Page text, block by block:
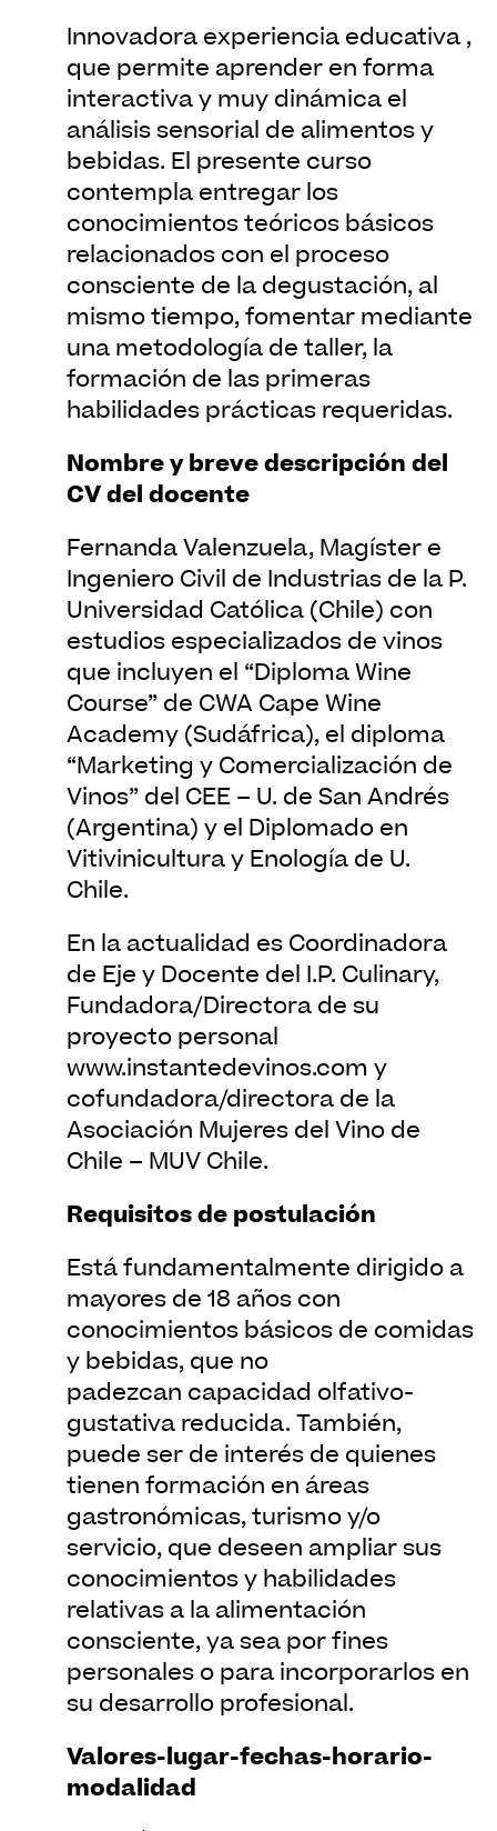
Innovadora experiencia educativa ,
que permite aprender en forma
interactiva y muy dinámica el
análisis sensorial de alimentos y
bebidas. El presente curso
contempla entregar los
conocimientos teóricos básicos
relacionados con el proceso
consciente de la degustación, al
mismo tiempo, fomentar mediante
una metodología de taller, la
formación de las primeras
habilidades prácticas requeridas.
Nombre y breve descripción del
CV del docente
Fernanda Valenzuela, Magíster e
Ingeniero Civil de Industrias de la P.
Universidad Católica (Chile) con
estudios especializados de vinos
que incluyen el “Diploma Wine
Course” de CWA Cape Wine
Academy (Sudáfrica), el diploma
“Marketing y Comercialización de
Vinos” del CEE – U. de San Andrés
(Argentina) y el Diplomado en
Vitivinicultura y Enología de U.
Chile.
En la actualidad es Coordinadora
de Eje y Docente del I.P. Culinary,
Fundadora/Directora de su
proyecto personal
www.instantedevinos.com y
cofundadora/directora de la
Asociación Mujeres del Vino de
Chile – MUV Chile.
Requisitos de postulación
Está fundamentalmente dirigido a
mayores de 18 años con
conocimientos básicos de comidas
y bebidas, que no
padezcan capacidad olfativo-
gustativa reducida. También,
puede ser de interés de quienes
tienen formación en áreas
gastronómicas, turismo y/o
servicio, que deseen ampliar sus
conocimientos y habilidades
relativas a la alimentación
consciente, ya sea por fines
personales o para incorporarlos en
su desarrollo profesional.
Valores-lugar-fechas-horario-
modalidad